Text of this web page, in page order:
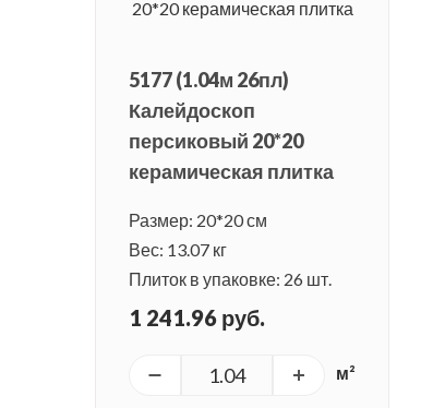
5177 (1.04м 26пл)
Калейдоскоп
персиковый 20*20
керамическая плитка
Размер: 20*20 см
Вес: 13.07 кг
Плиток в упаковке: 26 шт.
1 241.96 руб.
м²